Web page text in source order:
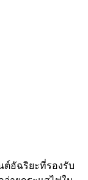
ต์อัฉริยะที่รองรับ